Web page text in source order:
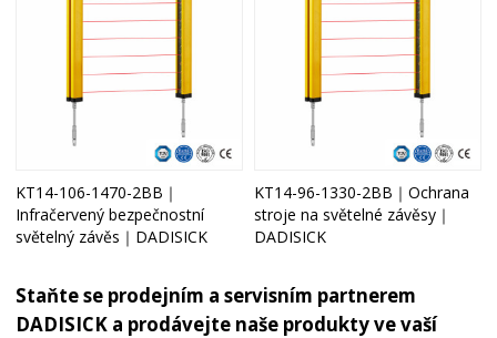
KT14-106-1470-2BB｜
Infračervený bezpečnostní
světelný závěs｜DADISICK
KT14-96-1330-2BB｜Ochrana
stroje na světelné závěsy｜
DADISICK
Staňte se prodejním a servisním partnerem
DADISICK a prodávejte naše produkty ve vaší